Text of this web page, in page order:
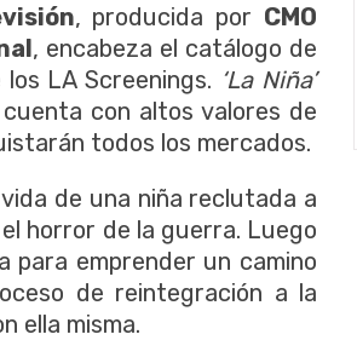
, producida por CMO
, encabeza el catálogo de
LA Screenings. ‘La Niña’
con altos valores de
todos los mercados.
de una niña reclutada a
horror de la guerra. Luego
para emprender un camino
de reintegración a la
ella misma.